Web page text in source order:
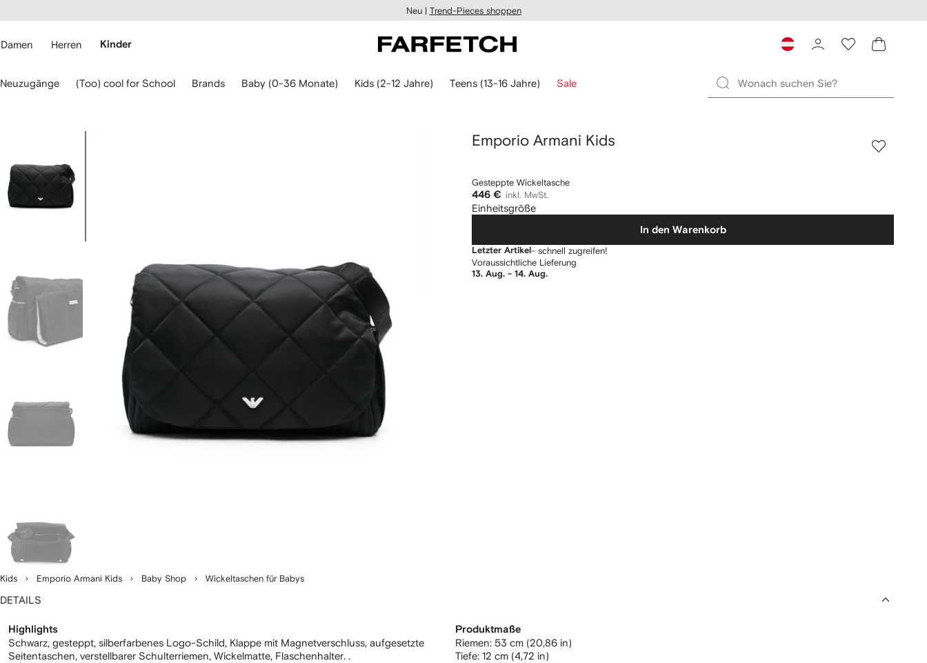
Neu | Trend-Pieces shoppen
Damen Herren Kinder
Neuzugänge (Too) cool for School Brands Baby (0-36 Monate) Kids (2-12 Jahre) Teens (13-16 Jahre) Sale
von
Kids Emporio Armani Kids Baby Shop Wickeltaschen für Babys
Emporio Armani Kids
Gesteppte Wickeltasche
446 € inkl. MwSt.
Einheitsgröße
In den Warenkorb
Letzter Artikel - schnell zugreifen!
Voraussichtliche Lieferung
13. Aug. - 14. Aug.
DETAILS
Highlights
Schwarz, gesteppt, silberfarbenes Logo-Schild, Klappe mit Magnetverschluss, aufgesetzte
Seitentaschen, verstellbarer Schulterriemen, Wickelmatte, Flaschenhalter. .
Produktmaße
Riemen: 53 cm (20,86 in)
Tiefe: 12 cm (4,72 in)